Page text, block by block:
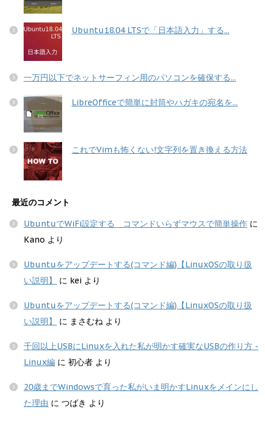
Ubuntu18.04 LTSで「日本語入力」する...
一万円以下でネットサーフィン用のパソコンを確保する...
LibreOfficeで簡単に封筒やハガキの宛名を...
これでVimも怖くない!文字列を置き換える方法
最近のコメント
UbuntuでWiFi設定する コマンドいらずマウスで簡単操作 に
Kano より
Ubuntuをアップデートする(コマンド編)【LinuxOSの取り扱
い説明】
に kei より
Ubuntuをアップデートする(コマンド編)【LinuxOSの取り扱
い説明】
に まさむね より
千回以上USBにLinuxを入れた私が明かす確実なUSBの作り方 -
Linux編 に 初心者 より
20歳までWindowsで育った私がいま明かすLinuxをメインにし
た理由 に つばき より